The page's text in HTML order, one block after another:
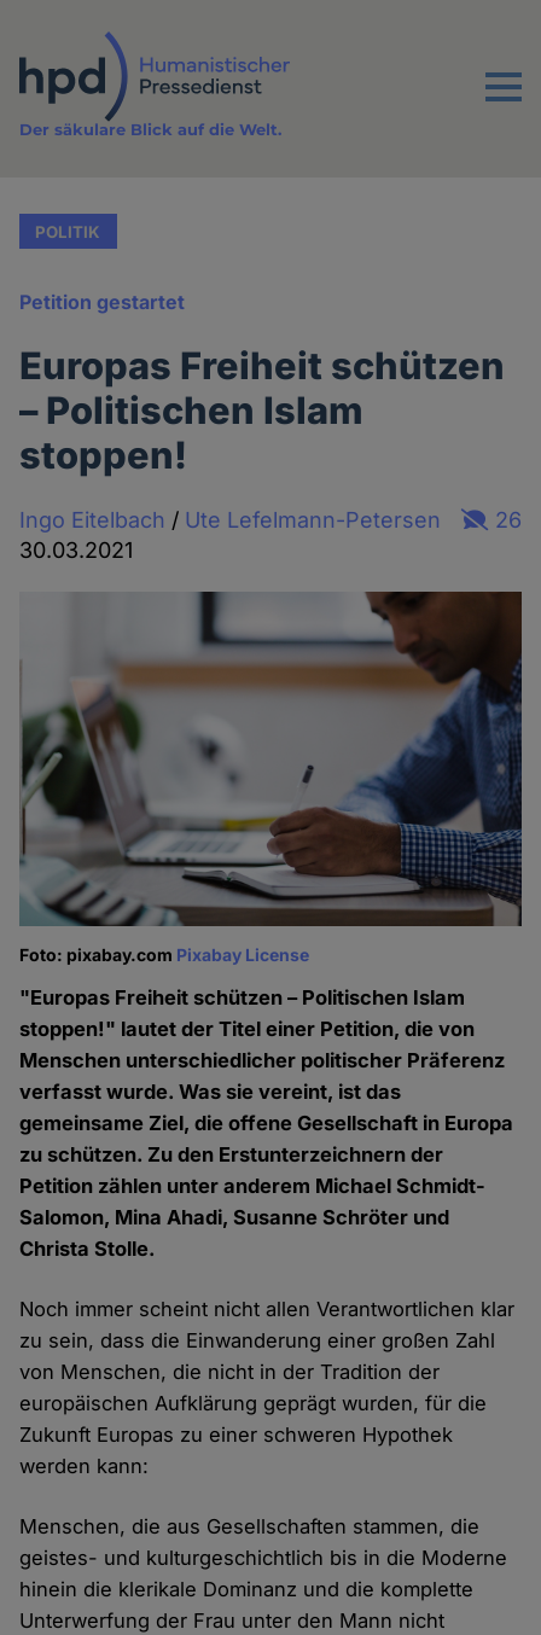
Inhalt
Menu
Der säkulare Blick auf die Welt.
POLITIK
Petition gestartet
Europas Freiheit schützen
– Politischen Islam
stoppen!
Ingo Eitelbach / Ute Lefelmann-Petersen
30.03.2021
26
Foto: pixabay.com Pixabay License
"Europas Freiheit schützen – Politischen Islam
stoppen!" lautet der Titel einer Petition, die von
Menschen unterschiedlicher politischer Präferenz
verfasst wurde. Was sie vereint, ist das
gemeinsame Ziel, die offene Gesellschaft in Europa
zu schützen. Zu den Erstunterzeichnern der
Petition zählen unter anderem Michael Schmidt-
Salomon, Mina Ahadi, Susanne Schröter und
Christa Stolle.
Noch immer scheint nicht allen Verantwortlichen klar
zu sein, dass die Einwanderung einer großen Zahl
von Menschen, die nicht in der Tradition der
europäischen Aufklärung geprägt wurden, für die
Zukunft Europas zu einer schweren Hypothek
werden kann:
Menschen, die aus Gesellschaften stammen, die
geistes- und kulturgeschichtlich bis in die Moderne
hinein die klerikale Dominanz und die komplette
Unterwerfung der Frau unter den Mann nicht